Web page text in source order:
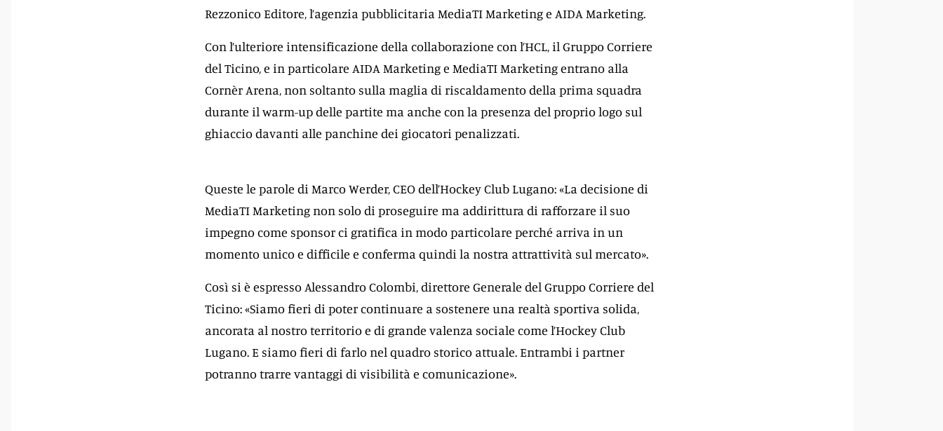
Rezzonico Editore, l’agenzia pubblicitaria MediaTI Marketing e AIDA Marketing.
Con l’ulteriore intensificazione della collaborazione con l’HCL, il Gruppo Corriere
del Ticino, e in particolare AIDA Marketing e MediaTI Marketing entrano alla
Cornèr Arena, non soltanto sulla maglia di riscaldamento della prima squadra
durante il warm-up delle partite ma anche con la presenza del proprio logo sul
ghiaccio davanti alle panchine dei giocatori penalizzati.
Queste le parole di Marco Werder, CEO dell’Hockey Club Lugano: «La decisione di
MediaTI Marketing non solo di proseguire ma addirittura di rafforzare il suo
impegno come sponsor ci gratifica in modo particolare perché arriva in un
momento unico e difficile e conferma quindi la nostra attrattività sul mercato».
Così si è espresso Alessandro Colombi, direttore Generale del Gruppo Corriere del
Ticino: «Siamo fieri di poter continuare a sostenere una realtà sportiva solida,
ancorata al nostro territorio e di grande valenza sociale come l’Hockey Club
Lugano. E siamo fieri di farlo nel quadro storico attuale. Entrambi i partner
potranno trarre vantaggi di visibilità e comunicazione».